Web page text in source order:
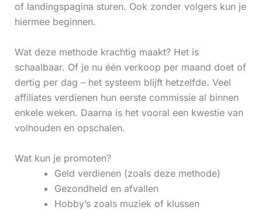
of landingspagina sturen. Ook zonder volgers kun je
hiermee beginnen.
Wat deze methode krachtig maakt? Het is
schaalbaar. Of je nu één verkoop per maand doet of
dertig per dag – het systeem blijft hetzelfde. Veel
affiliates verdienen hun eerste commissie al binnen
enkele weken. Daarna is het vooral een kwestie van
volhouden en opschalen.
Wat kun je promoten?
Geld verdienen (zoals deze methode)
Gezondheid en afvallen
Hobby’s zoals muziek of klussen